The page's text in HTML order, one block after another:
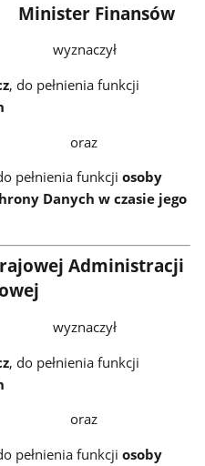
Minister Finansów
wyznaczył
, do pełnienia funkcji
oraz
pełnienia funkcjiosoby
Danych w czasie jego
Administracji
wyznaczył
, do pełnienia funkcji
oraz
pełnienia funkcjiosoby